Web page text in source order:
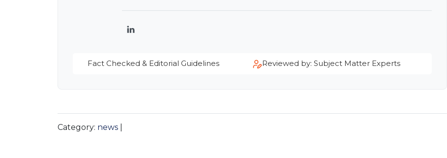
LinkedIn
Fact Checked & Editorial Guidelines Reviewed by: Subject Matter Experts
Category: news